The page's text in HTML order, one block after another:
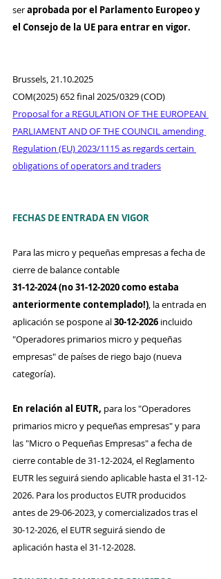
ser aprobada por el Parlamento Europeo y
el Consejo de la UE para entrar en vigor.
Brussels, 21.10.2025
COM(2025) 652 final 2025/0329 (COD)
Proposal for a REGULATION OF THE EUROPEAN
PARLIAMENT AND OF THE COUNCIL amending
Regulation (EU) 2023/1115 as regards certain
obligations of operators and traders
FECHAS DE ENTRADA EN VIGOR
Para las micro y pequeñas empresas a fecha de
cierre de balance contable
31-12-2024 (no 31-12-2020 como estaba
anteriormente contemplado!), la entrada en
aplicación se pospone al 30-12-2026 incluido
"Operadores primarios micro y pequeñas
empresas" de países de riego bajo (nueva
categoría).
En relación al EUTR, para los "Operadores
primarios micro y pequeñas empresas" y para
las "Micro o Pequeñas Empresas" a fecha de
cierre contable de 31-12-2024, el Reglamento
EUTR les seguirá siendo aplicable hasta el 31-12-
2026. Para los productos EUTR producidos
antes de 29-06-2023, y comercializados tras el
30-12-2026, el EUTR seguirá siendo de
aplicación hasta el 31-12-2028.